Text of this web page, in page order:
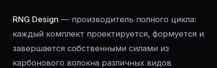
RNG Design — производитель полного цикла:
каждый комплект проектируется, формуется и
завершается собственными силами из
карбонового волокна различных видов